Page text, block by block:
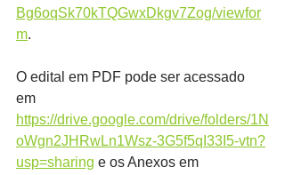
Bg6oqSk70kTQGwxDkgv7Zog/viewfor
m.
O edital em PDF pode ser acessado
em
https://drive.google.com/drive/folders/1N
oWgn2JHRwLn1Wsz-3G5f5qI33I5-vtn?
usp=sharing e os Anexos em